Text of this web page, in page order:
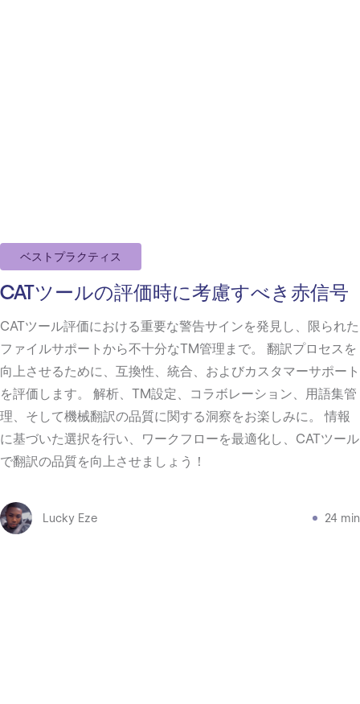
ベストプラクティス
CATツールの評価時に考慮すべき赤信号
CATツール評価における重要な警告サインを発見し、限られた
ファイルサポートから不十分なTM管理まで。 翻訳プロセスを
向上させるために、互換性、統合、およびカスタマーサポート
を評価します。 解析、TM設定、コラボレーション、用語集管
理、そして機械翻訳の品質に関する洞察をお楽しみに。 情報
に基づいた選択を行い、ワークフローを最適化し、CATツール
で翻訳の品質を向上させましょう！
Lucky Eze 24 min